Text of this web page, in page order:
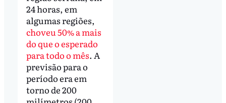
24 horas, em
algumas regiões,
choveu 50% a mais
do que o esperado
para todo o mês. A
previsão para o
período era em
torno de 200